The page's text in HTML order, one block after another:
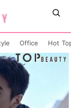
Office Hot